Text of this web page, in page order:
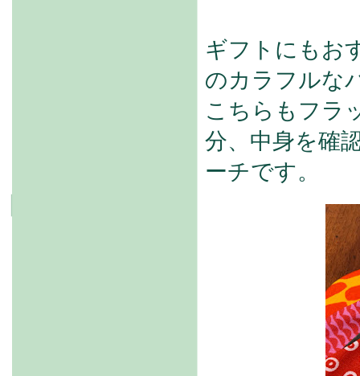
ギフトにもお
のカラフルな
こちらもフラ
分、中身を確
ーチです。